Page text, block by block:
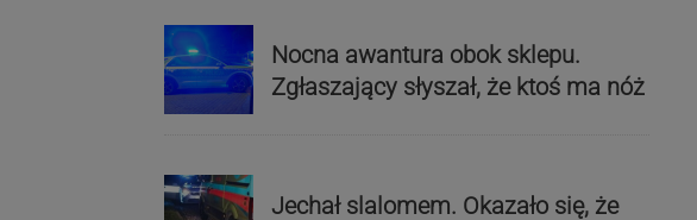
Nocna awantura obok sklepu.
Zgłaszający słyszał, że ktoś ma nóż
Jechał slalomem. Okazało się, że